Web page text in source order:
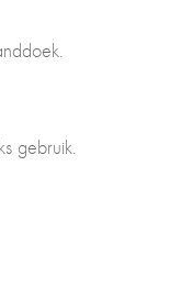
gebruik.